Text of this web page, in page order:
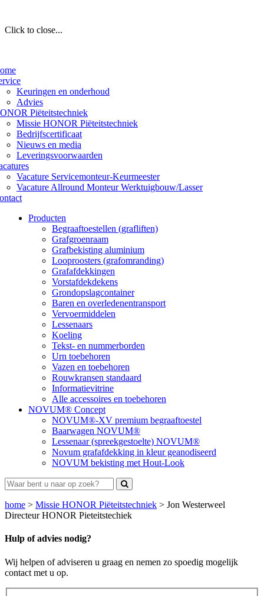
Click to close...
Keuringen en onderhoud
Advies
Piëteitstechniek
Missie HONOR Piëteitstechniek
Bedrijfscertificaat
Nieuws en media
Leveringsvoorwaarden
Vacature Servicemonteur-Keurmeester
Vacature Allround Monteur Werktuigbouw/Lasser
Producten
Begraaftoestellen (grafliften)
Grafgroenraam
Grafbekisting aluminium
Looproosters (grafomranding)
Grafafdekkingen
Vorstafdekdekens
Grondopslagcontainer
Baren en overledenentransport
Vervoermiddelen
Lessenaars
Koeling
Tekst- en nummerborden
Urn toebehoren
Vazen en toebehoren
Rouwkransen standaard
Informatievitrine
Alle accessoires en toebehoren
NOVUM® Concept
NOVUM®-XV premium begraaftoestel
Baarwagen NOVUM®
Lessenaar (spreekgestoelte) NOVUM®
Novum grafafdekking in kleur geanodiseerd
NOVUM bekisting met Hout-Look
home > Missie HONOR Piëteitstechniek > Jon Westerweel
Directeur HONOR Pieteitstechiek
Hulp of advies nodig?
Wij helpen of adviseren u graag en nemen zo spoedig mogelijk
contact met u op.